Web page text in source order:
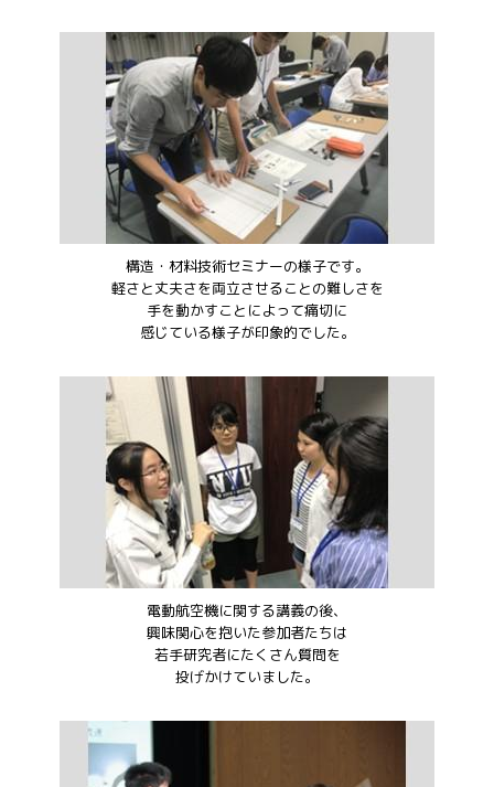
構造・材料技術セミナーの様子です。
軽さと丈夫さを両立させることの難しさを
手を動かすことによって痛切に
感じている様子が印象的でした。
電動航空機に関する講義の後、
興味関心を抱いた参加者たちは
若手研究者にたくさん質問を
投げかけていました。